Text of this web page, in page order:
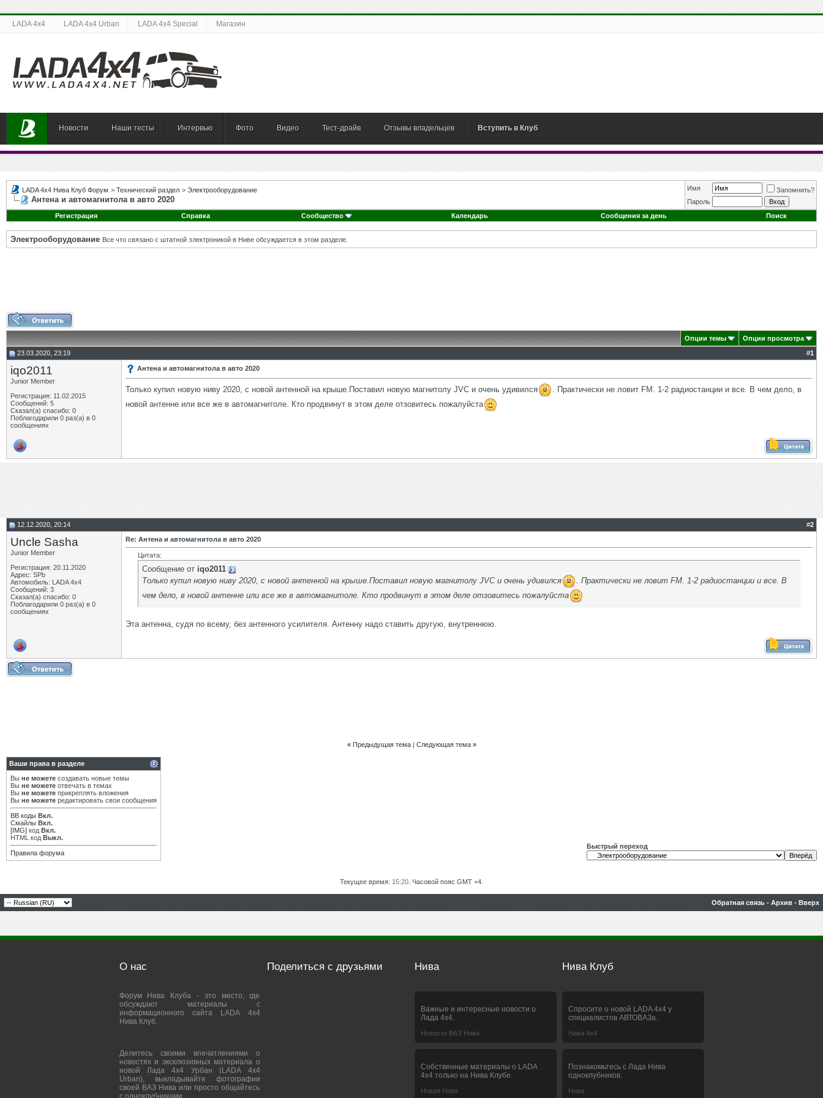
LADA 4x4 LADA 4x4 Urban LADA 4x4 Special Магазин
Новости Наши тесты Интервью Фото Видео Тест-драйв Отзывы владельцев Вступить в Клуб
LADA 4x4 Нива Клуб Форум > Технический раздел > Электрооборудование
Антена и автомагнитола в авто 2020
Имя
Запомнить?
Пароль
Регистрация
Справка Сообщество Календарь Сообщения за день Поиск
Электрооборудование Все что связано с штатной электроникой в Ниве обсуждается в этом разделе.
Опции темы
Опции просмотра
23.03.2020, 23:19
#1
iqo2011
Junior Member
Регистрация: 11.02.2015
Сообщений: 5
Сказал(а) спасибо: 0
Поблагодарили 0 раз(а) в 0
сообщениях
Антена и автомагнитола в авто 2020
Только купил новую ниву 2020, с новой антенной на крыше.Поставил новую магнитолу JVC и очень удивился
. Практически не ловит FM. 1-2 радиостанции и все. В чем дело, в
новой антенне или все же в автомагнитоле. Кто продвинут в этом деле отзовитесь пожалуйста
12.12.2020, 20:14 #2
Uncle Sasha
Junior Member
Регистрация: 20.11.2020
Адрес: SPb
Автомобиль: LADA 4x4
Сообщений: 3
Сказал(а) спасибо: 0
Поблагодарили 0 раз(а) в 0
сообщениях
Re: Антена и автомагнитола в авто 2020
Цитата:
Сообщение от iqo2011
Только купил новую ниву 2020, с новой антенной на крыше.Поставил новую магнитолу JVC и очень удивился
. Практически не ловит FM. 1-2 радиостанции и все. В
чем дело, в новой антенне или все же в автомагнитоле. Кто продвинут в этом деле отзовитесь пожалуйста
Эта антенна, судя по всему, без антенного усилителя. Антенну надо ставить другую, внутреннюю.
« Предыдущая тема| Следующая тема »
Ваши права в разделе
Вы не можете создавать новые темы
Вы не можете отвечать в темах
Вы не можете прикреплять вложения
Вы не можете редактировать свои сообщения
BB коды Вкл.
Смайлы Вкл.
[IMG] код Вкл.
HTML код Выкл.
Правила форума
Быстрый переход
Текущее время: 15:20 . Часовой пояс GMT +4.
Обратная связь - Архив - Вверх
О нас
Форум Нива Клуба - это место, где
обсуждают материалы с
информационного сайта LADA 4x4
Нива Клуб.
Делитесь своими впечатлениями о
новостях и эксклюзивных материала о
новой Лада 4х4 Урбан (LADA 4x4
Urban), выкладывайте фотографии
своей ВАЗ Нива или просто общайтесь
с одноклубниками.
Поделиться с друзьями Нива
Важные и интересные новости о
Лада 4х4.
Новости ВАЗ Нива
Собственные материалы о LADA
4x4 только на Нива Клубе.
Новая Нива
Нива Клуб
Спросите о новой LADA 4x4 у
специалистов АВТОВАЗа.
Нива 4х4
Познакомьтесь с Лада Нива
одноклубников.
Нива